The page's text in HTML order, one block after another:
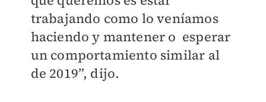
trabajando como lo veníamos
haciendo y mantener o esperar
un comportamiento similar al
de 2019”, dijo.